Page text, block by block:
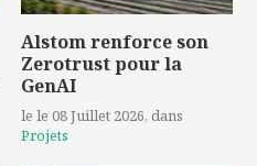
Alstom renforce son
Zerotrust pour la
GenAI
le le 08 Juillet 2026, dans
Projets